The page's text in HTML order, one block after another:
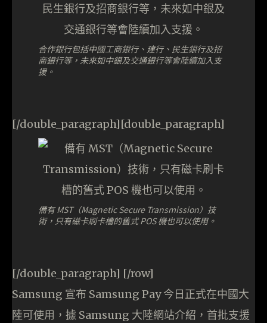
合作銀行包括中國工商銀行、建行、民生銀行及招
商銀行等，未來如中銀及交通銀行等會陸續加入支
援。
[/double_paragraph][double_paragraph]
備有 MST（Magnetic Secure Transmission）技
術，只有磁卡刷卡槽的舊式 POS 機也可以使用。
[/double_paragraph] [/row]
Samsung 宣布 Samsung Pay 今日正式在中國大
陸可使用，據 Samsung 大陸網站介紹，首批支援